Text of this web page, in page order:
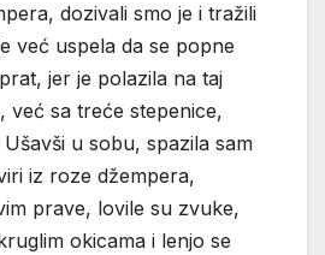
dozivali smo je i tražili
već uspela da se popne
jer je polazila na taj
već sa treće stepenice,
u sobu, spazila sam
iz roze džempera,
prave, lovile su zvuke,
okicama i lenjo se